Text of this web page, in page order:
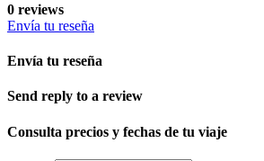
0 reviews
Envía tu reseña
Envía tu reseña
Send reply to a review
Consulta precios y fechas de tu viaje